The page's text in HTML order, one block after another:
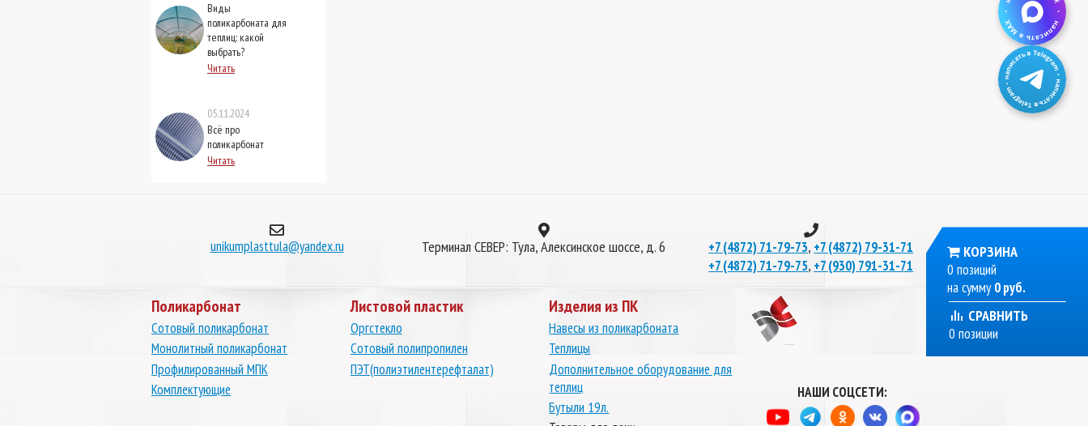
Виды
поликарбоната для
теплиц: какой
выбрать?
Читать
05.11.2024
Всё про
поликарбонат
Читать
unikumplasttula@yandex.ru Терминал СЕВЕР: Тула, Алексинское шоссе, д. 6 +7 (4872) 71-79-73, +7 (4872) 79-31-71
+7 (4872) 71-79-75, +7 (930) 791-31-71
Поликарбонат
Сотовый поликарбонат
Монолитный поликарбонат
Профилированный МПК
Комплектующие
Листовой пластик
Оргстекло
Сотовый полипропилен
ПЭТ(полиэтилентерефталат)
Изделия из ПК
Навесы из поликарбоната
Теплицы
Дополнительное оборудование для
теплиц
Бутыли 19л.
НАШИ СОЦСЕТИ:
КОРЗИНА
0 позиций
на сумму0 руб.
СРАВНИТЬ
0 позиции